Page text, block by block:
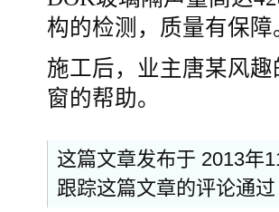
构的检测，质量有保障
施工后，业主唐某风
窗的帮助。
这篇文章发布于 2013年
跟踪这篇文章的评论通